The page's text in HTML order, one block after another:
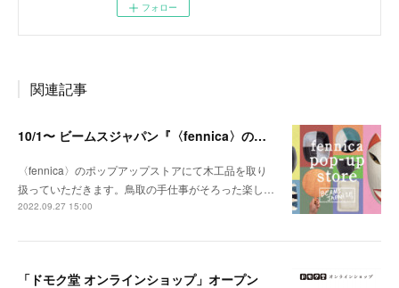
フォロー
関連記事
10/1〜 ビームスジャパン『〈fennica〉のポップアップストア』
〈fennica〉のポップアップストアにて木工品を取り
扱っていただきます。鳥取の手仕事がそろった楽し…
2022.09.27 15:00
「ドモク堂 オンラインショップ」オープン